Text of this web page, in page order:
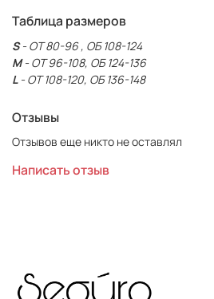
Таблица размеров
S- ОТ 80-96 , ОБ 108-124
M- ОТ 96-108, ОБ 124-136
L- ОТ 108-120, ОБ 136-148
Отзывы
Отзывов еще никто не оставлял
Написать отзыв